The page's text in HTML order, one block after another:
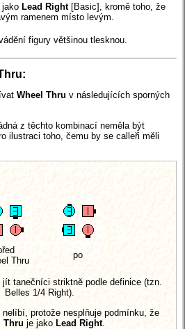
jako Lead Right[Basic], kromě toho, že
ramenem místo levým.
figury většinou tlesknou.
Wheel Thru v následujících sporných
z těchto kombinací neměla být
ilustraci toho, čemu by se calleři měli
Thru
po
tanečníci striktně podle definice (tzn.
Belles 1/4 Right).
protože nesplňuje podmínku, že
Thru je jako Lead Right.